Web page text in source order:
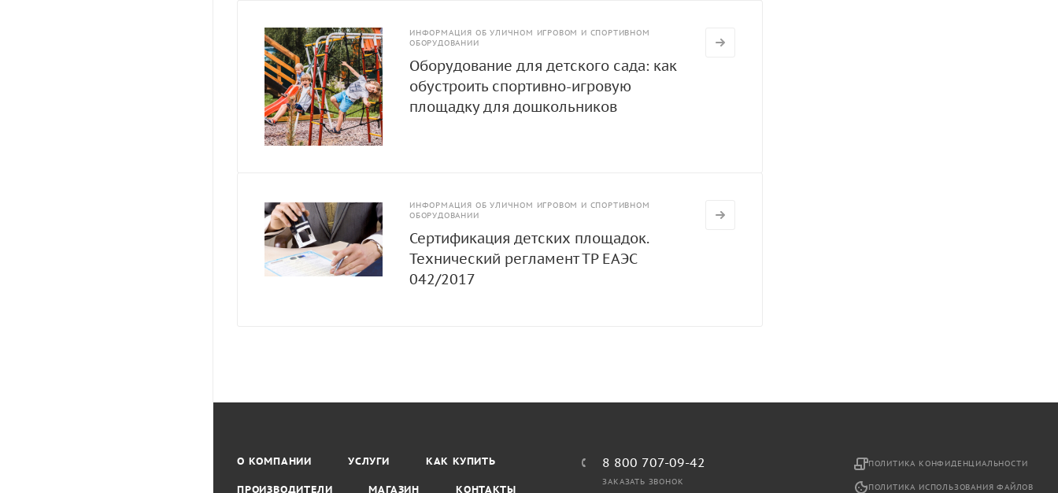
ИНФОРМАЦИЯ ОБ УЛИЧНОМ ИГРОВОМ И СПОРТИВНОМ
ОБОРУДОВАНИИ
Оборудование для детского сада: как
обустроить спортивно-игровую
площадку для дошкольников
ИНФОРМАЦИЯ ОБ УЛИЧНОМ ИГРОВОМ И СПОРТИВНОМ
ОБОРУДОВАНИИ
Сертификация детских площадок.
Технический регламент ТР ЕАЭС
042/2017
О КОМПАНИИ УСЛУГИ КАК КУПИТЬ
ПРОИЗВОДИТЕЛИ МАГАЗИН КОНТАКТЫ
8 800 707-09-42
ЗАКАЗАТЬ ЗВОНОК
ПОЛИТИКА КОНФИДЕНЦИАЛЬНОСТИ
ПОЛИТИКА ИСПОЛЬЗОВАНИЯ ФАЙЛОВ